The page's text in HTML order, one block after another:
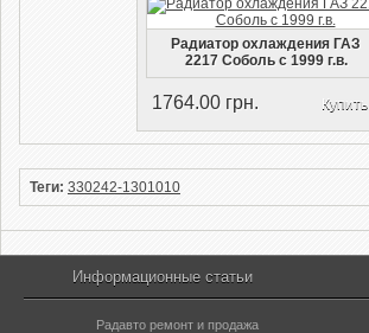
Радиатор охлаждения ГАЗ
2217 Соболь с 1999 г.в.
1764.00 грн. Купить
Теги: 330242-1301010
Информационные статьи
Радавто ремонт и продажа